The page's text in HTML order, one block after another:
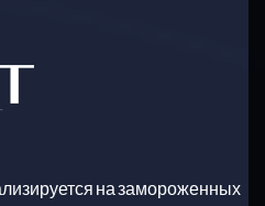
на замороженных